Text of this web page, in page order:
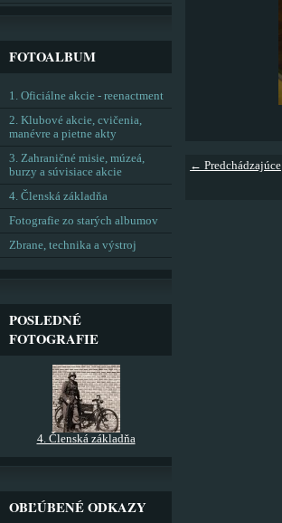
← Predchádzajúce
FOTOALBUM
1. Oficiálne akcie - reenactment
2. Klubové akcie, cvičenia,
manévre a pietne akty
3. Zahraničné misie, múzeá,
burzy a súvisiace akcie
4. Členská základňa
Fotografie zo starých albumov
Zbrane, technika a výstroj
POSLEDNÉ
FOTOGRAFIE
4. Členská základňa
OBĽÚBENÉ ODKAZY